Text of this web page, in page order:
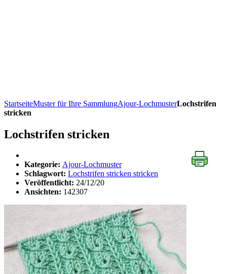
StartseiteMuster für Ihre SammlungAjour-LochmusterLochstrifen
stricken
Lochstrifen stricken
Kategorie: Ajour-Lochmuster
Schlagwort: Lochstrifen stricken stricken
Veröffentlicht: 24/12/20
Ansichten: 142307